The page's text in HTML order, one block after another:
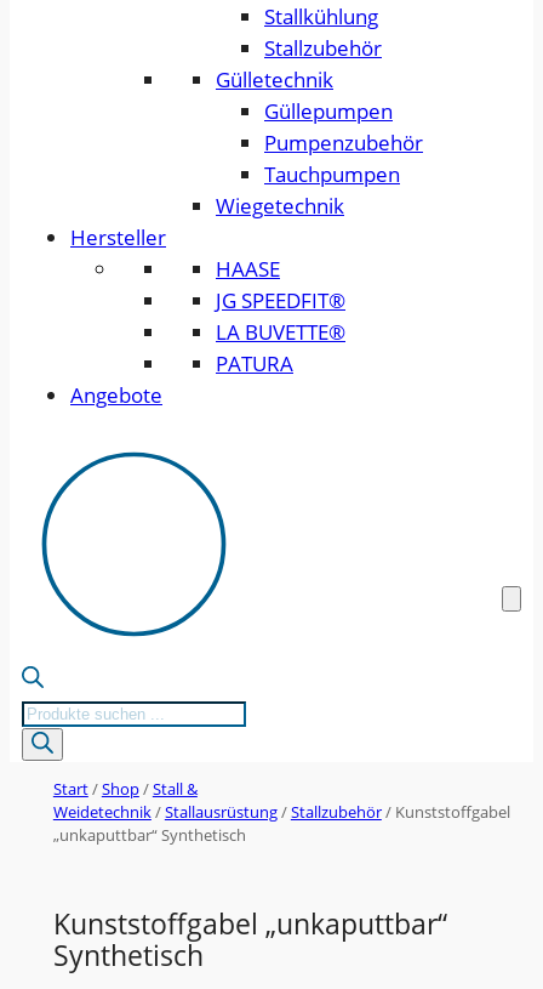
Stallkühlung
Stallzubehör
Gülletechnik
Güllepumpen
Pumpenzubehör
Tauchpumpen
Wiegetechnik
Hersteller
HAASE
JG SPEEDFIT®
LA BUVETTE®
PATURA
Angebote
Products
search
Start/Shop/Stall &
Weidetechnik/Stallausrüstung/Stallzubehör/ Kunststoffgabel
„unkaputtbar“ Synthetisch
Kunststoffgabel „unkaputtbar“
Synthetisch